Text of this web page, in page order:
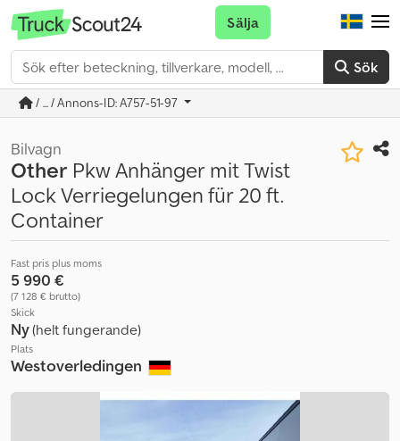
Sök
Sälja
/ ... / Annons-ID: A757-51-97
Bilvagn
Other Pkw Anhänger mit Twist
Lock Verriegelungen für 20 ft.
Container
Fast pris plus moms
5 990 €
(7 128 € brutto)
Skick
Ny(helt fungerande)
Plats
Westoverledingen